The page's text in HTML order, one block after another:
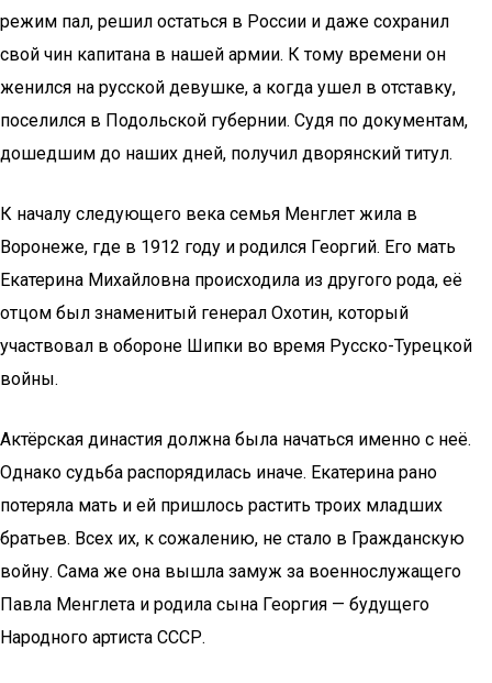
режим пал, решил остаться в России и даже сохранил
свой чин капитана в нашей армии. К тому времени он
женился на русской девушке, а когда ушел в отставку,
поселился в Подольской губернии. Судя по документам,
дошедшим до наших дней, получил дворянский титул.
К началу следующего века семья Менглет жила в
Воронеже, где в 1912 году и родился Георгий. Его мать
Екатерина Михайловна происходила из другого рода, её
отцом был знаменитый генерал Охотин, который
участвовал в обороне Шипки во время Русско-Турецкой
войны.
Актёрская династия должна была начаться именно с неё.
Однако судьба распорядилась иначе. Екатерина рано
потеряла мать и ей пришлось растить троих младших
братьев. Всех их, к сожалению, не стало в Гражданскую
войну. Сама же она вышла замуж за военнослужащего
Павла Менглета и родила сына Георгия — будущего
Народного артиста СССР.